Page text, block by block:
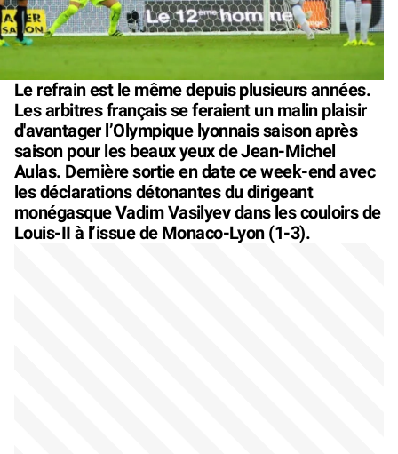
Le refrain est le même depuis plusieurs années.
Les arbitres français se feraient un malin plaisir
d'avantager l’Olympique lyonnais saison après
saison pour les beaux yeux de Jean-Michel
Aulas. Dernière sortie en date ce week-end avec
les déclarations détonantes du dirigeant
monégasque Vadim Vasilyev dans les couloirs de
Louis-II à l’issue de Monaco-Lyon (1-3).